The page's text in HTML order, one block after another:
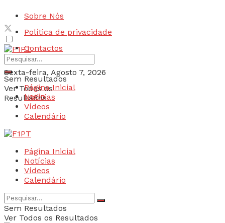
Sobre Nós
Política de privacidade
Contactos
Sexta-feira, Agosto 7, 2026
Login
Sem Resultados
Ver Todos os
Resultados
Página Inicial
Notícias
Vídeos
Calendário
Página Inicial
Notícias
Vídeos
Calendário
Sem Resultados
Ver Todos os Resultados